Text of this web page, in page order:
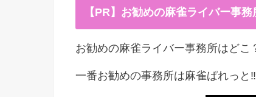
【PR】お勧めの麻雀ライバー事務
お勧めの麻雀ライバー事務所はどこ
一番お勧めの事務所は麻雀ぱれっと